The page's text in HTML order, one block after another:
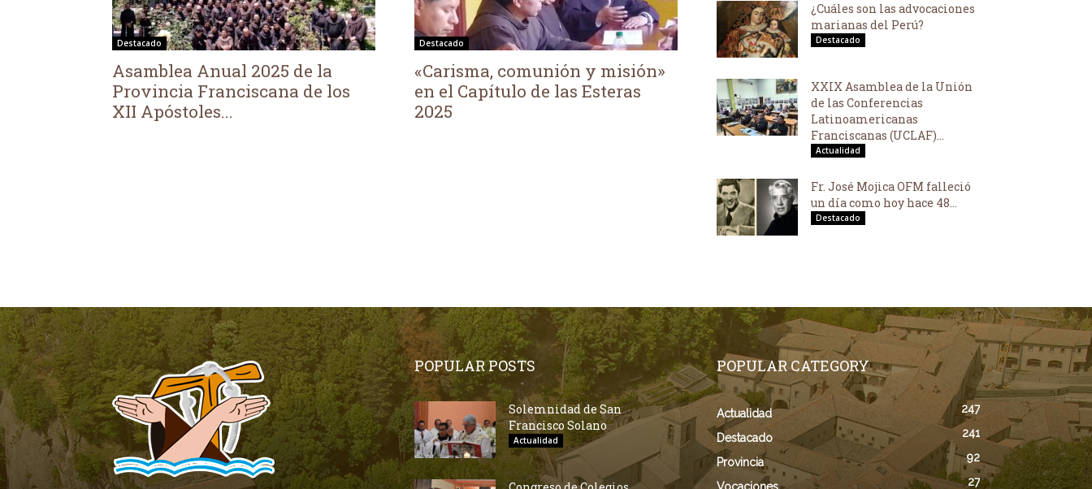
Destacado
Asamblea Anual 2025 de la
Provincia Franciscana de los
XII Apóstoles...
Destacado
«Carisma, comunión y misión»
en el Capítulo de las Esteras
2025
¿Cuáles son las advocaciones
marianas del Perú?
Destacado
XXIX Asamblea de la Unión
de las Conferencias
Latinoamericanas
Franciscanas (UCLAF)...
Actualidad
Fr. José Mojica OFM falleció
un día como hoy hace 48...
Destacado
POPULAR POSTS
Solemnidad de San
Francisco Solano
Actualidad
POPULAR CATEGORY
Actualidad 247
Destacado 241
Provincia 92
27